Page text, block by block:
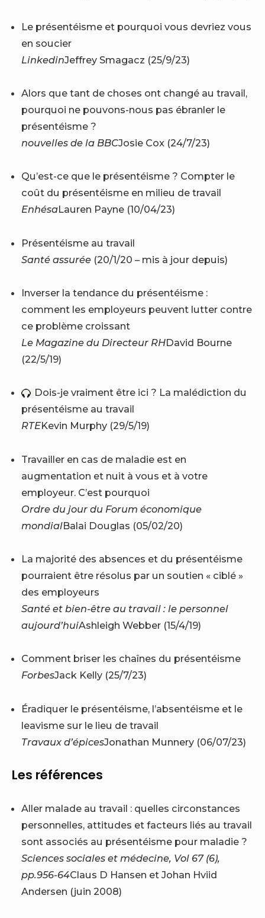
Le présentéisme et pourquoi vous devriez vous
en soucier
LinkedinJeffrey Smagacz (25/9/23)
Alors que tant de choses ont changé au travail,
pourquoi ne pouvons-nous pas ébranler le
présentéisme ?
nouvelles de la BBCJosie Cox (24/7/23)
Qu’est-ce que le présentéisme ? Compter le
coût du présentéisme en milieu de travail
EnhésaLauren Payne (10/04/23)
Présentéisme au travail
Santé assurée (20/1/20 – mis à jour depuis)
Inverser la tendance du présentéisme :
comment les employeurs peuvent lutter contre
ce problème croissant
Le Magazine du Directeur RHDavid Bourne
(22/5/19)
Dois-je vraiment être ici ? La malédiction du
présentéisme au travail
RTEKevin Murphy (29/5/19)
Travailler en cas de maladie est en
augmentation et nuit à vous et à votre
employeur. C’est pourquoi
Ordre du jour du Forum économique
mondialBalai Douglas (05/02/20)
La majorité des absences et du présentéisme
pourraient être résolus par un soutien « ciblé »
des employeurs
Santé et bien-être au travail : le personnel
aujourd’huiAshleigh Webber (15/4/19)
Comment briser les chaînes du présentéisme
ForbesJack Kelly (25/7/23)
Éradiquer le présentéisme, l’absentéisme et le
leavisme sur le lieu de travail
Travaux d’épicesJonathan Munnery (06/07/23)
Les références
Aller malade au travail : quelles circonstances
personnelles, attitudes et facteurs liés au travail
sont associés au présentéisme pour maladie ?
Sciences sociales et médecine, Vol 67 (6),
pp.956-64Claus D Hansen et Johan Hviid
Andersen (juin 2008)